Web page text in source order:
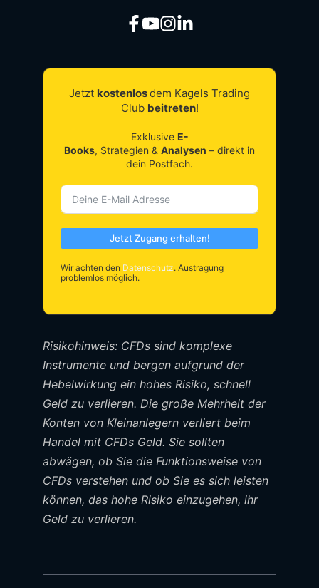
Jetzt kostenlosdem Kagels Trading
Club beitreten!
Exklusive E-
Books, Strategien & Analysen – direkt in
dein Postfach.
Jetzt Zugang erhalten!
Wir achten den Datenschutz. Austragung
problemlos möglich.
Risikohinweis: CFDs sind komplexe
Instrumente und bergen aufgrund der
Hebelwirkung ein hohes Risiko, schnell
Geld zu verlieren. Die große Mehrheit der
Konten von Kleinanlegern verliert beim
Handel mit CFDs Geld. Sie sollten
abwägen, ob Sie die Funktionsweise von
CFDs verstehen und ob Sie es sich leisten
können, das hohe Risiko einzugehen, ihr
Geld zu verlieren.